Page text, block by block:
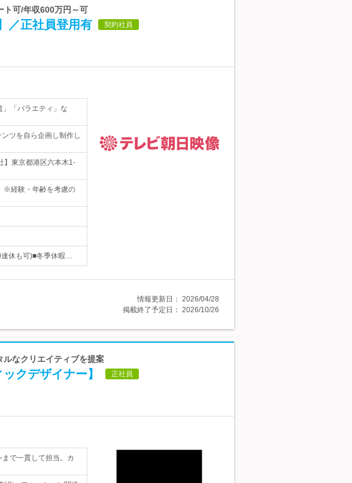
ト可/年収600万円～可
／正社員登用有 契約社員
」「バラエティ」な
ツを自ら企画し制作し
】東京都港区六本木1-
※経験・年齢を考慮の
連休も可)■冬季休暇…
情報更新日： 2026/04/28
掲載終了予定日： 2026/10/26
なクリエイティブを提案
クデザイナー】 正社員
で一貫して担当。カ